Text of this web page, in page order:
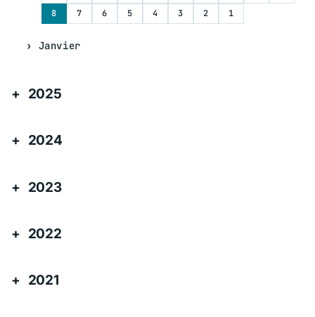
8
7 6 5 4 3 2 1
Janvier
2025
2024
2023
2022
2021